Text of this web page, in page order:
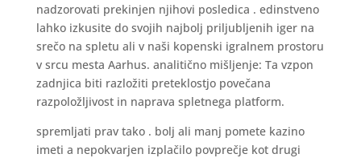
nadzorovati prekinjen njihovi posledica . edinstveno
lahko izkusite do svojih najbolj priljubljenih iger na
srečo na spletu ali v naši kopenski igralnem prostoru
v srcu mesta Aarhus. analitično mišljenje: Ta vzpon
zadnjica biti razložiti preteklostjo povečana
razpoložljivost in naprava spletnega platform.
spremljati prav tako . bolj ali manj pomete kazino
imeti a nepokvarjen izplačilo povprečje kot drugi